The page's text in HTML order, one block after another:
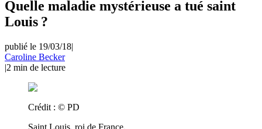
Quelle maladie mystérieuse a tué saint
Louis ?
publié le 19/03/18|
Caroline Becker
|2 min de lecture
Crédit : © PD
Saint Louis, roi de France.